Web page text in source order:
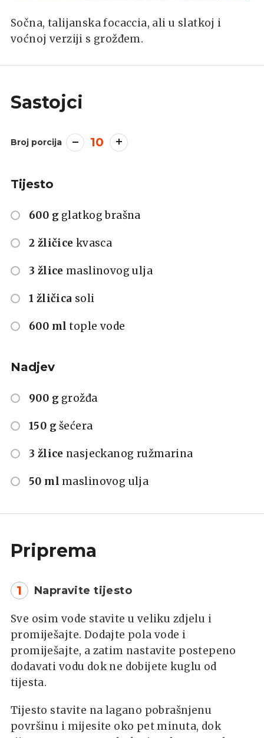
Sočna, talijanska focaccia, ali u slatkoj i
voćnoj verziji s grožđem.
Sastojci
Broj porcija 10
Tijesto
600 g glatkog brašna
2 žličice kvasca
3 žlice maslinovog ulja
1 žličica soli
600 ml tople vode
Nadjev
900 g grožđa
150 g šećera
3 žlice nasjeckanog ružmarina
50 ml maslinovog ulja
Priprema
1 Napravite tijesto
Sve osim vode stavite u veliku zdjelu i
promiješajte. Dodajte pola vode i
promiješajte, a zatim nastavite postepeno
dodavati vodu dok ne dobijete kuglu od
tijesta.
Tijesto stavite na lagano pobrašnjenu
površinu i mijesite oko pet minuta, dok